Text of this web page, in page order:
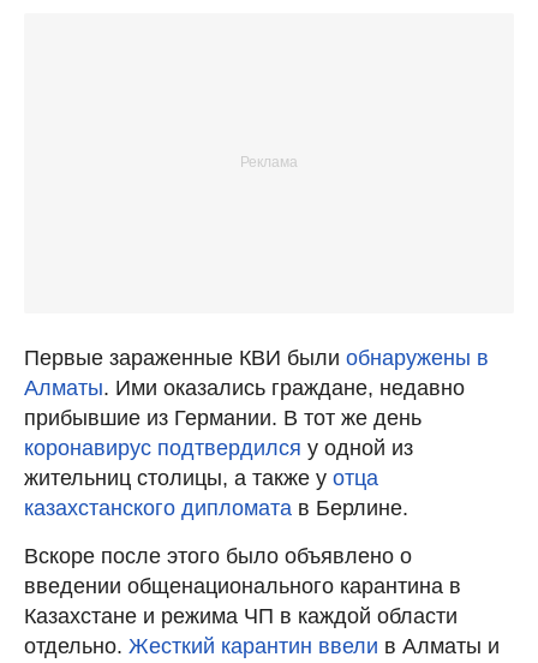
Первые зараженные КВИ были обнаружены в
Алматы. Ими оказались граждане, недавно
прибывшие из Германии. В тот же день
коронавирус подтвердился у одной из
жительниц столицы, а также у отца
казахстанского дипломата в Берлине.
Вскоре после этого было объявлено о
введении общенационального карантина в
Казахстане и режима ЧП в каждой области
отдельно. Жесткий карантин ввели в Алматы и